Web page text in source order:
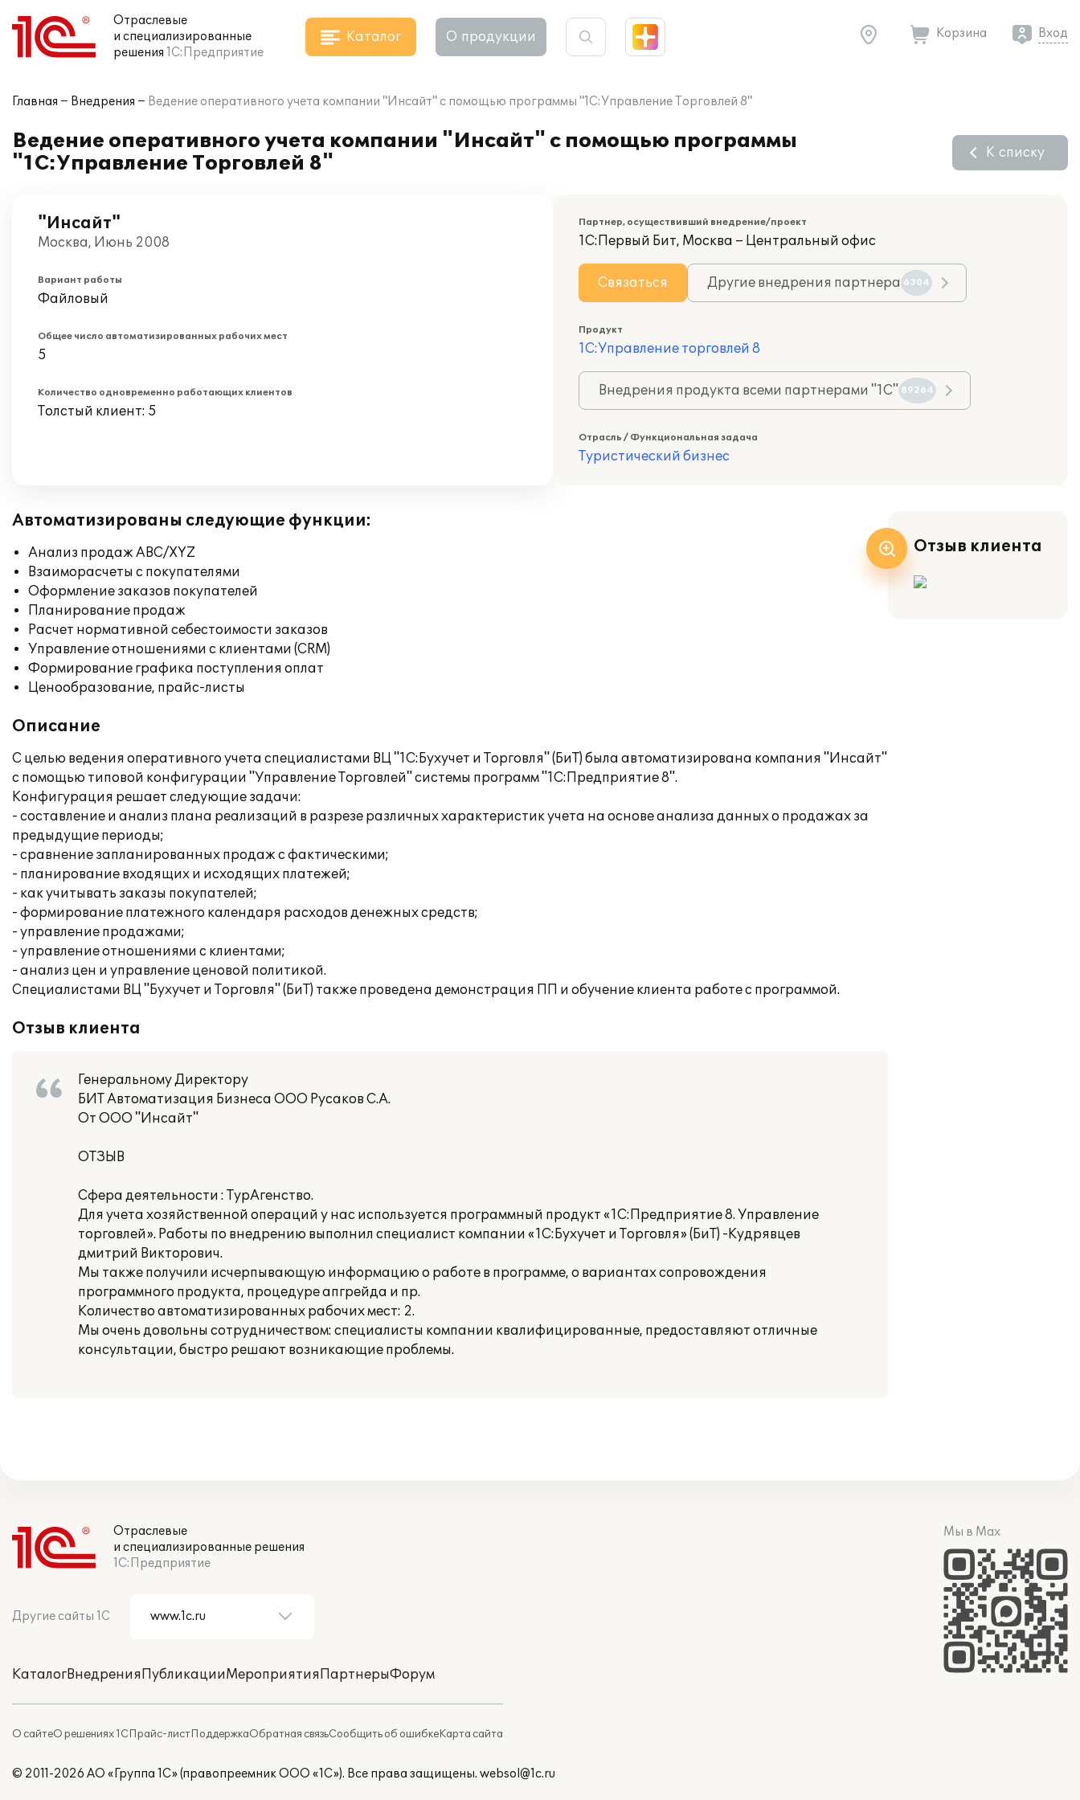
Отраслевые
и специализированные
решения 1С:Предприятие
Каталог О продукции Корзина Вход
Главная Внедрения Ведение оперативного учета компании "Инсайт" с помощью программы "1С:Управление Торговлей 8"
Ведение оперативного учета компании "Инсайт" с помощью программы
"1С:Управление Торговлей 8"
К списку
"Инсайт"
Москва, Июнь 2008
Вариант работы
Файловый
Общее число автоматизированных рабочих мест
5
Количество одновременно работающих клиентов
Толстый клиент: 5
Партнер, осуществивший внедрение/проект
1С:Первый Бит, Москва – Центральный офис
Связаться Другие внедрения партнера 6304
Продукт
1С:Управление торговлей 8
Внедрения продукта всеми партнерами "1С" 89264
Отрасль / Функциональная задача
Туристический бизнес
Автоматизированы следующие функции:
Анализ продаж ABC/XYZ
Взаиморасчеты с покупателями
Оформление заказов покупателей
Планирование продаж
Расчет нормативной себестоимости заказов
Управление отношениями с клиентами (CRM)
Формирование графика поступления оплат
Ценообразование, прайс-листы
Описание
С целью ведения оперативного учета специалистами ВЦ "1С:Бухучет и Торговля" (БиТ) была автоматизирована компания "Инсайт"
с помощью типовой конфигурации "Управление Торговлей" системы программ "1С:Предприятие 8".
Конфигурация решает следующие задачи:
- составление и анализ плана реализаций в разрезе различных характеристик учета на основе анализа данных о продажах за
предыдущие периоды;
- сравнение запланированных продаж с фактическими;
- планирование входящих и исходящих платежей;
- как учитывать заказы покупателей;
- формирование платежного календаря расходов денежных средств;
- управление продажами;
- управление отношениями с клиентами;
- анализ цен и управление ценовой политикой.
Специалистами ВЦ "Бухучет и Торговля" (БиТ) также проведена демонстрация ПП и обучение клиента работе с программой.
Отзыв клиента
Генеральному Директору
БИТ Автоматизация Бизнеса ООО Русаков С.А.
От ООО "Инсайт"
ОТЗЫВ
Сфера деятельности : ТурАгенство.
Для учета хозяйственной операций у нас используется программный продукт «1С:Предприятие 8. Управление
торговлей». Работы по внедрению выполнил специалист компании «1С:Бухучет и Торговля» (БиТ) -Кудрявцев
дмитрий Викторович.
Мы также получили исчерпывающую информацию о работе в программе, о вариантах сопровождения
программного продукта, процедуре апгрейда и пр.
Количество автоматизированных рабочих мест: 2.
Мы очень довольны сотрудничеством: специалисты компании квалифицированные, предоставляют отличные
консультации, быстро решают возникающие проблемы.
Отзыв клиента
Отраслевые
и специализированные решения
1С:Предприятие
Другие сайты 1С
КаталогВнедренияПубликацииМероприятияПартнерыФорум
О сайтеО решениях 1СПрайс-листПоддержкаОбратная связьСообщить об ошибкеКарта сайта
Мы в Max
© 2011-2026 АО «Группа 1С» (правопреемник ООО «1С»). Все права защищены. websol@1c.ru